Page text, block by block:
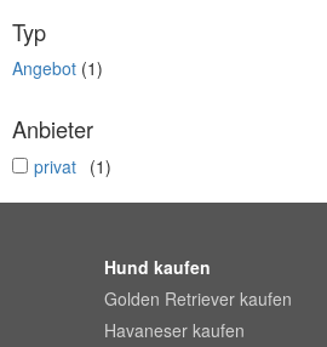
Typ
Angebot (1)
Anbieter
undefined
privat (1)
Hund kaufen
Golden Retriever kaufen
Havaneser kaufen